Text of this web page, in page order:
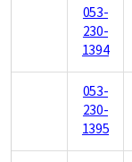
053-
230-
1394
053-
230-
1395